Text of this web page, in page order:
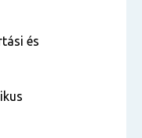
és